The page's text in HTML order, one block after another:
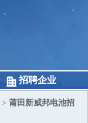
招聘企业
> 莆田新威邦电池招